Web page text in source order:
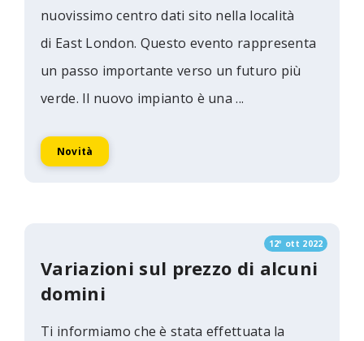
nuovissimo centro dati sito nella località
di East London. Questo evento rappresenta
un passo importante verso un futuro più
verde. Il nuovo impianto è una ...
Novità
12º ott 2022
Variazioni sul prezzo di alcuni
domini
Ti informiamo che è stata effettuata la